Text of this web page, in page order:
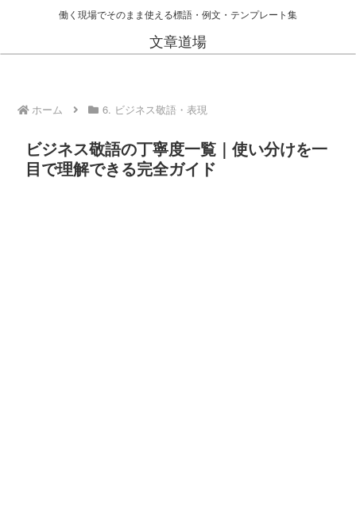
働く現場でそのまま使える標語・例文・テンプレート集
文章道場
ホーム 6. ビジネス敬語・表現
ビジネス敬語の丁寧度一覧｜使い分けを一
目で理解できる完全ガイド